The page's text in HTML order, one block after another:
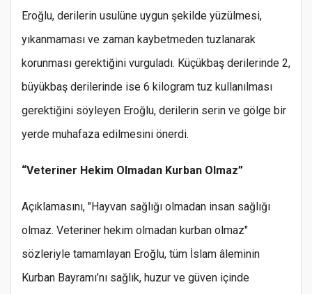
Eroğlu, derilerin usulüne uygun şekilde yüzülmesi,
yıkanmaması ve zaman kaybetmeden tuzlanarak
korunması gerektiğini vurguladı. Küçükbaş derilerinde 2,
büyükbaş derilerinde ise 6 kilogram tuz kullanılması
gerektiğini söyleyen Eroğlu, derilerin serin ve gölge bir
yerde muhafaza edilmesini önerdi.
“Veteriner Hekim Olmadan Kurban Olmaz”
Açıklamasını, "Hayvan sağlığı olmadan insan sağlığı
olmaz. Veteriner hekim olmadan kurban olmaz"
sözleriyle tamamlayan Eroğlu, tüm İslam âleminin
Kurban Bayramı’nı sağlık, huzur ve güven içinde